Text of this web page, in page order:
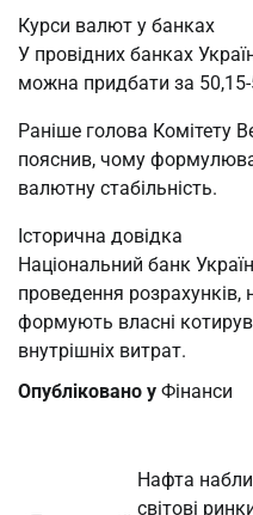
Курси валют у банках
У провідних банках
можна придбати за 50,15-
Раніше голова Комітету
пояснив, чому
валютну стабільність.
Історична довідка
Національний банк
проведення розрахунків,
формують власні
внутрішніх витрат.
Опубліковано у Фінанси
НавігаціяНафта
світові